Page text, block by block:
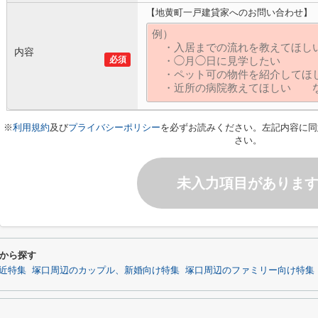
必須
内容
【地黄町一戸建貸家へのお問い合わせ】
※利用規約及びプライバシーポリシーを必ずお読みください。左記内容に
さい。
未入力項目があります
ら探す
特集 塚口周辺のカップル、新婚向け特集 塚口周辺のファミリー向け特集